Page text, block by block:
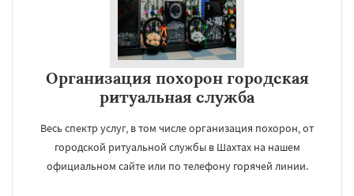
Организация похорон городская
ритуальная служба
Весь спектр услуг, в том числе организация похорон, от
городской ритуальной службы в Шахтах на нашем
официальном сайте или по телефону горячей линии.
Даю согласие на обработку персональных данных